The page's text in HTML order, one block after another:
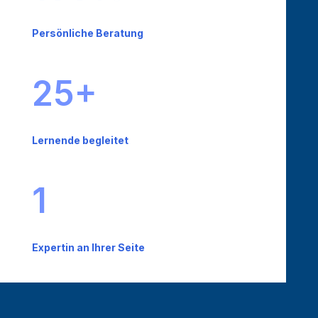
Persönliche Beratung
25+
Lernende begleitet
1
Expertin an Ihrer Seite